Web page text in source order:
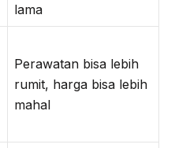
lama
Perawatan bisa lebih
rumit, harga bisa lebih
mahal